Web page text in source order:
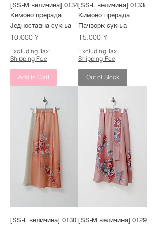
[SS-M величина] 0134
Кимоно прерада
Једноставна сукња
Price
10.000 ¥
Excluding Tax |
Shipping Fee
Add to Cart
[SS-L величина] 0133
Кимоно прерада
Пачворк сукња
Price
15.000 ¥
Excluding Tax |
Shipping Fee
Out of Stock
[SS-L величина] 0130 [SS-M величина] 0129